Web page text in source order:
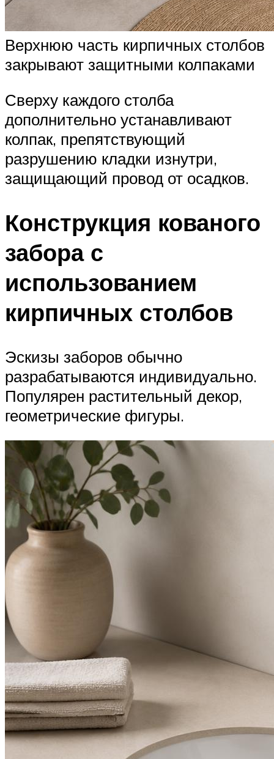
Верхнюю часть кирпичных столбов
закрывают защитными колпаками
Сверху каждого столба
дополнительно устанавливают
колпак, препятствующий
разрушению кладки изнутри,
защищающий провод от осадков.
Конструкция кованого
забора с
использованием
кирпичных столбов
Эскизы заборов обычно
разрабатываются индивидуально.
Популярен растительный декор,
геометрические фигуры.